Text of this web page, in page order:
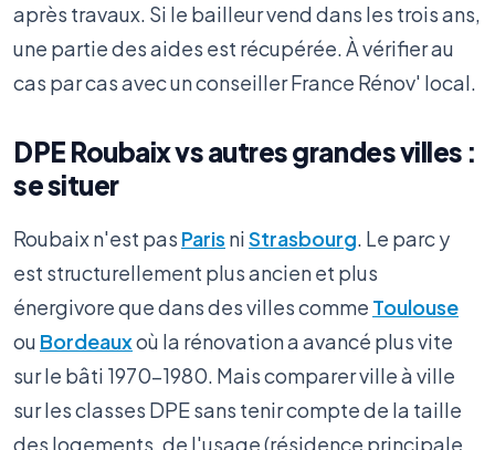
après travaux. Si le bailleur vend dans les trois ans,
une partie des aides est récupérée. À vérifier au
cas par cas avec un conseiller France Rénov' local.
DPE Roubaix vs autres grandes villes :
se situer
Roubaix n'est pas Paris niStrasbourg. Le parc y
est structurellement plus ancien et plus
énergivore que dans des villes comme Toulouse
ou Bordeauxoù la rénovation a avancé plus vite
sur le bâti 1970-1980. Mais comparer ville à ville
sur les classes DPE sans tenir compte de la taille
des logements, de l'usage (résidence principale